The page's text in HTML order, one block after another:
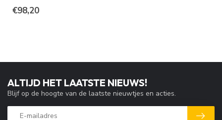
€98,20
ALTIJD HET LAATSTE NIEUWS!
Blijf op de hoogte van de laatste nieuwtjes en acties.